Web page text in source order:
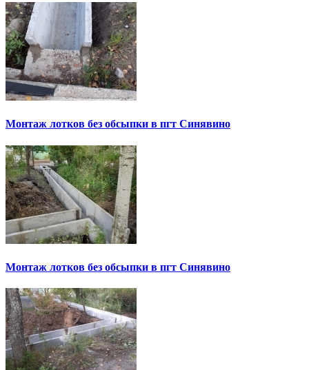
Монтаж лотков без обсыпки в пгт Синявино
Монтаж лотков без обсыпки в пгт Синявино